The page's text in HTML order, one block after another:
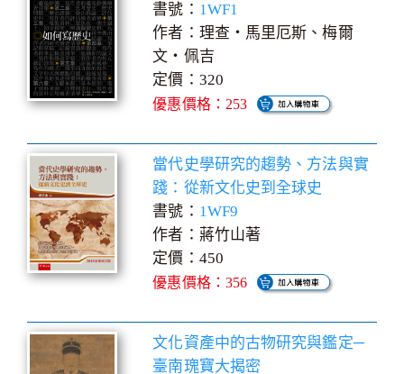
書號： 1WF1
作者：理查‧馬里厄斯、梅爾
文‧佩吉
定價：320
優惠價格：253
當代史學研究的趨勢、方法與實
踐：從新文化史到全球史
書號： 1WF9
作者：蔣竹山著
定價：450
優惠價格：356
文化資產中的古物研究與鑑定─
臺南瑰寶大揭密